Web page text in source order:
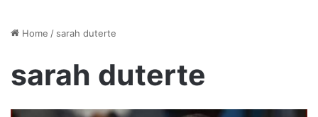
Home / sarah duterte
sarah duterte